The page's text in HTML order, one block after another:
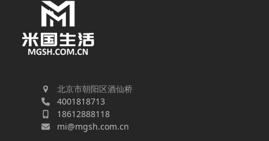
北京市朝阳区酒仙桥
4001818713
18612888118
mi@mgsh.com.cn